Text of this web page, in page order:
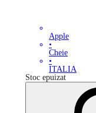
Apple
•
Cheie
•
ITALIA
Stoc epuizat